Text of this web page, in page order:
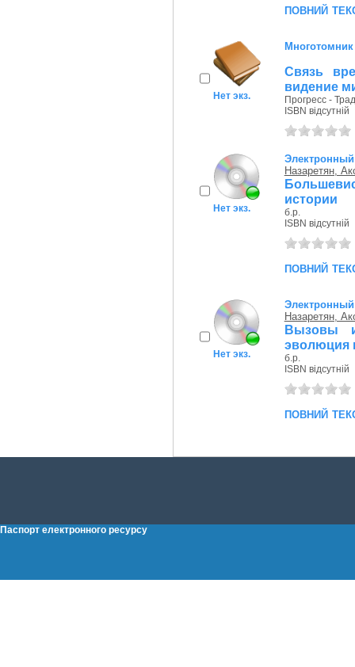
повний
Нет экз.
Многотомник
Связь
видение
Прогресс -
ISBN відсутній
Нет экз.
Электронный
Назаретян,
истории
б.р.
ISBN відсутній
повний
Нет экз.
Электронный
Назаретян,
Вызовы
эволюция
б.р.
ISBN відсутній
повний
Паспорт електронного ресурсу